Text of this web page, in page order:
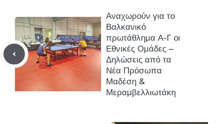
Αναχωρούν για το
Βαλκανικό
πρωτάθλημα Α-Γ οι
Εθνικές Ομάδες –
Δηλώσεις από τα
Νέα Πρόσωπα
Μαδέση &
Μεραμβελλιωτάκη